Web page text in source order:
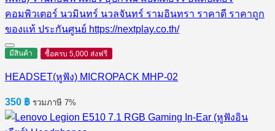
มีสินค้า ซื้อครบ 5,000 ส่งฟรี
HEADSET(หูฟัง) MICROPACK MHP-02
350 ฿ รวมภาษี 7%